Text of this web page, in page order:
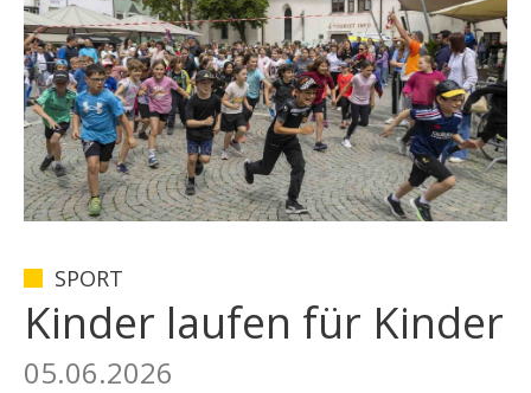
SPORT
Kinder laufen für Kinder
05.06.2026